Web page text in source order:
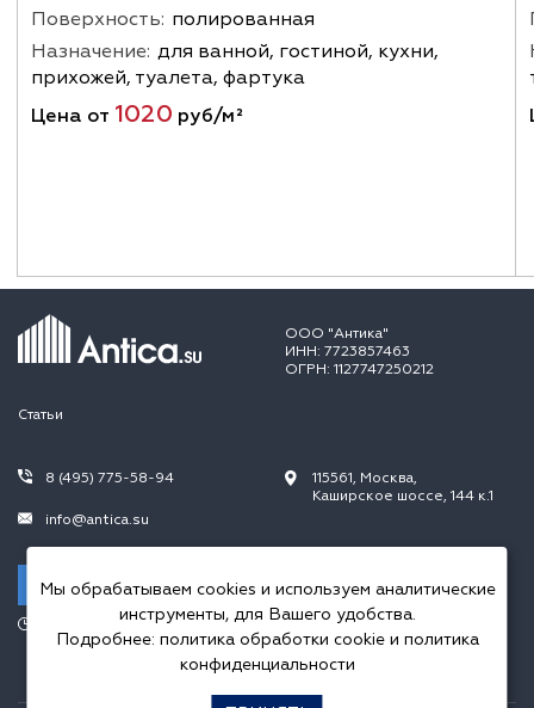
Поверхность: полированная
Назначение: для ванной, гостиной, кухни,
прихожей, туалета, фартука
Цена от 1020 руб/м²
ООО "Антика"
ИНН: 7723857463
ОГРН: 1127747250212
Статьи
8 (495) 775-58-94
info@antica.su
Заказать звонок
115561, Москва,
Каширское шоссе, 144 к.1
Пн.-Пт. 10.00-20.00,
Сб.-Вс. 10.00-18.00
Мы обрабатываем cookies и используем аналитические
инструменты, для Вашего удобства.
Подробнее: политика обработки cookieи политика
конфиденциальности